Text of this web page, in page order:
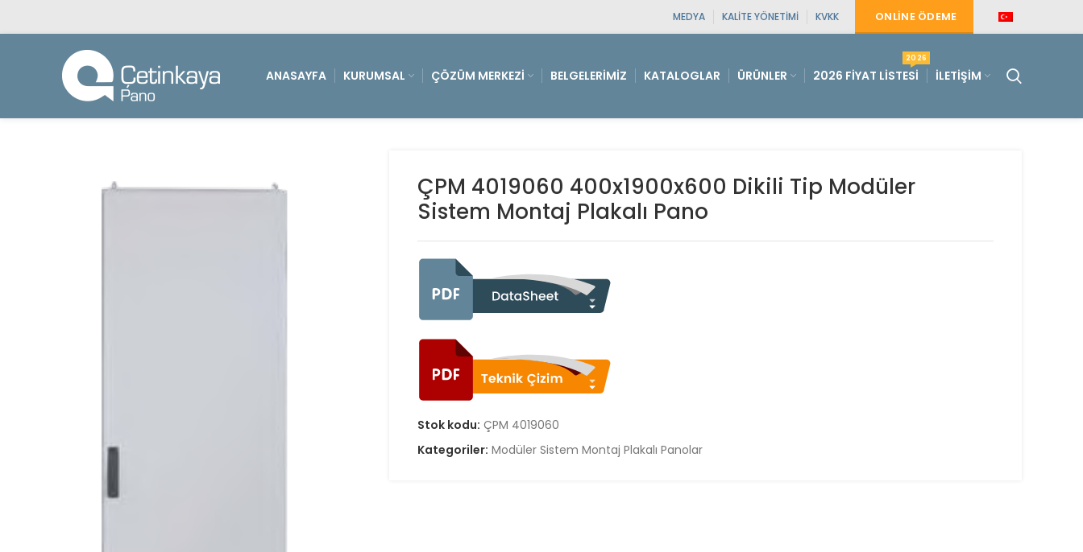
MEDYA KALITE YÖNETIMI KVKK ONLINE ÖDEME
ANASAYFA KURUMSAL ÇÖZÜM MERKEZI BELGELERIMIZ KATALOGLAR ÜRÜNLER 2026 FIYAT LISTESI
2026
İLETIŞIM
ÇPM 4019060 400x1900x600 Dikili Tip Modüler
Sistem Montaj Plakalı Pano
Stok kodu: ÇPM 4019060
Kategoriler: Modüler Sistem Montaj Plakalı Panolar